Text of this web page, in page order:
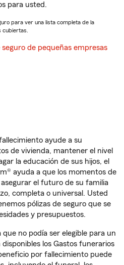
para usted.
para ver una lista completa de la
seguro de pequeñas empresas
ayude a su
de vivienda, mantener el nivel
la educación de sus hijos, el
ayuda a que los momentos de
el futuro de su familia
completa o universal. Usted
pólizas de seguro que se
y presupuestos.
no podía ser elegible para un
los Gastos funerarios
por fallecimiento puede